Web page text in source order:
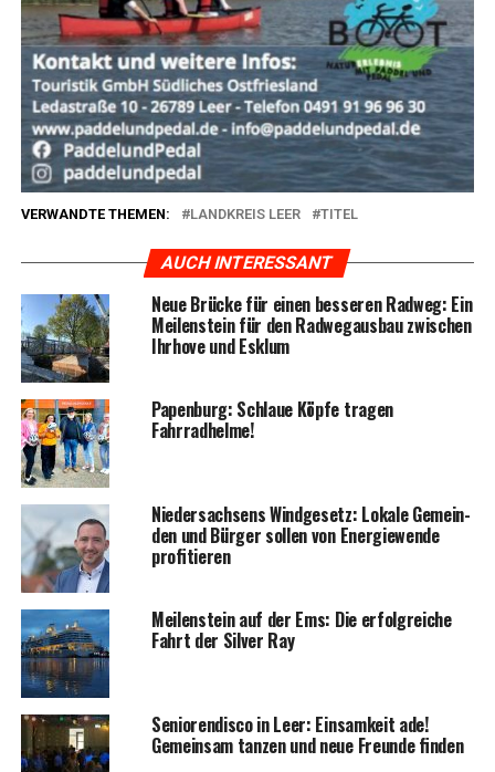
VERWANDTE THEMEN: LANDKREIS LEER TITEL
AUCH INTERESSANT
Neue Brü­cke für einen bes­se­ren Rad­weg: Ein
Mei­len­stein für den Rad­weg­aus­bau zwi­schen
Ihr­ho­ve und Esklum
Papen­burg: Schlaue Köp­fe tra­gen
Fahrradhelme!
Nie­der­sach­sens Wind­ge­setz: Loka­le Gemein­
den und Bür­ger sol­len von Ener­gie­wen­de
profitieren
Mei­len­stein auf der Ems: Die erfolg­rei­che
Fahrt der Sil­ver Ray
Senio­ren­dis­co in Leer: Ein­sam­keit ade!
Gemein­sam tan­zen und neue Freun­de finden